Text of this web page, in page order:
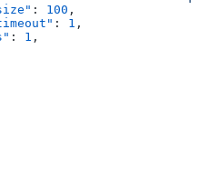
: 100 ,
: 1 ,
: 1 ,